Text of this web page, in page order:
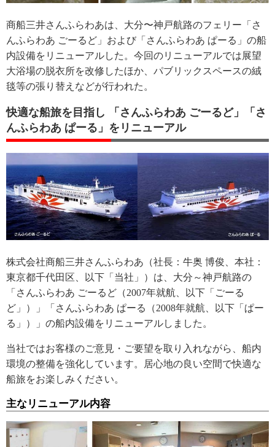
商船三井さんふらわあは、大分〜神戸航路のフェリー「さ
んふらわあ ごーるど」および「さんふらわあ ぱーる」の船
内設備をリニューアルした。今回のリニューアルでは展望
大浴場の脱衣所を改修したほか、パブリックスペースの絨
毯等の張り替えなどが行われた。
快適な船旅を目指し 「さんふらわあ ごーるど」「さ
んふらわあ ぱーる」をリニューアル
株式会社商船三井さんふらわあ（社長：牛奥 博俊、本社：
東京都千代田区、以下「当社」）は、大分～神戸航路の
「さんふらわあ ごーるど（2007年就航、以下「ごーる
ど」）」「さんふらわあ ぱーる（2008年就航、以下「ぱー
る」）」の船内設備をリニューアルしました。
当社ではお客様のご意見・ご要望を取り入れながら、船内
環境の整備を強化しています。居心地の良い空間で快適な
船旅をお楽しみください。
主なリニューアル内容